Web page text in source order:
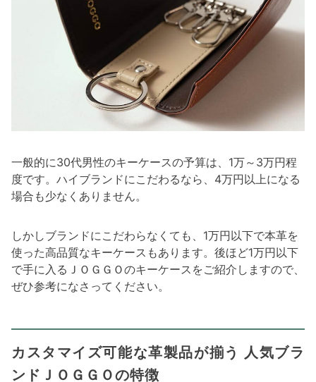
一般的に30代男性のキーケースの予算は、1万～3万円程
度です。ハイブランドにこだわるなら、4万円以上になる
場合も少なくありません。
しかしブランドにこだわらなくても、1万円以下で本革を
使った高品質なキーケースもあります。後ほど1万円以下
で手に入るＪＯＧＧＯのキーケースをご紹介しますので、
ぜひ参考になさってください。
カスタマイズ可能な革製品が揃う 人気ブラ
ンドＪＯＧＧＯの特徴